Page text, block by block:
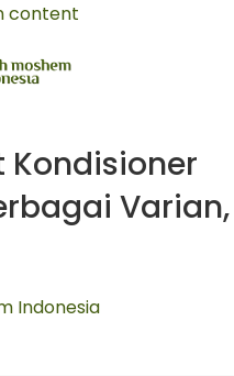
content
Kondisioner
Varian,
Indonesia